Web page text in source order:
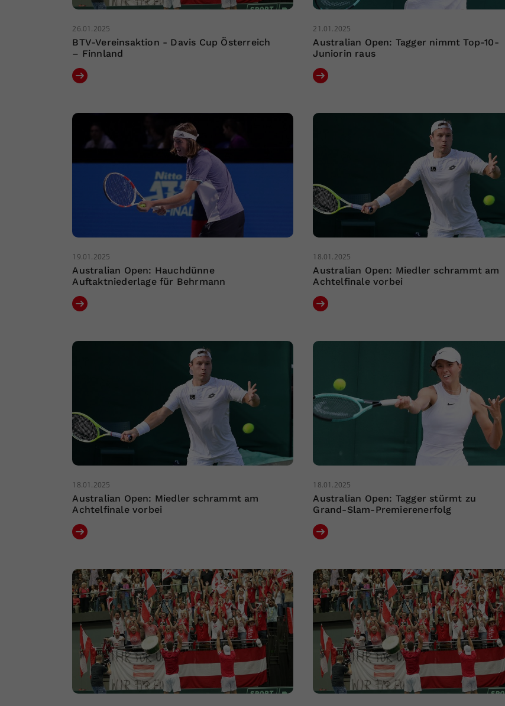
26.01.2025
BTV-Vereinsaktion - Davis Cup Österreich
– Finnland
21.01.2025
Australian Open: Tagger nimmt Top-10-
Juniorin raus
19.01.2025
Australian Open: Hauchdünne
Auftaktniederlage für Behrmann
18.01.2025
Australian Open: Miedler schrammt am
Achtelfinale vorbei
18.01.2025
Australian Open: Miedler schrammt am
Achtelfinale vorbei
18.01.2025
Australian Open: Tagger stürmt zu
Grand-Slam-Premierenerfolg